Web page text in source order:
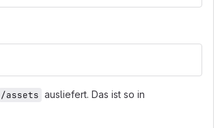
/assets ausliefert. Das ist so in